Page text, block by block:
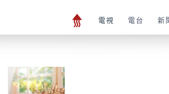
電視 電台 新